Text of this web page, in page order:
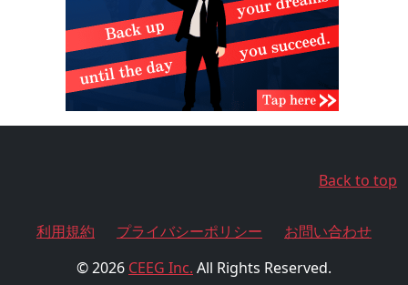
Back to top
利用規約 プライバシーポリシー
お問い合わせ
© 2026 CEEG Inc. All Rights Reserved.